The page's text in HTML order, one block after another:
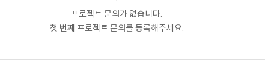
프로젝트 문의가 없습니다.
첫 번째 프로젝트 문의를 등록해주세요.